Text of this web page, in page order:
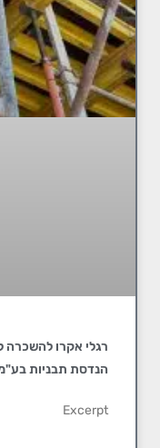
רגלי אקרו להשכרה
הנדסת תבניות
Excerpt